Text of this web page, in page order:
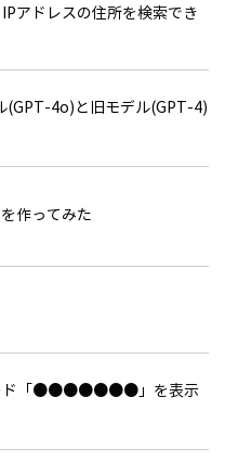
アドレスの住所を検索でき
(GPT-4o)と旧モデル(GPT-4)
作ってみた
ード「●●●●●●●」を表示